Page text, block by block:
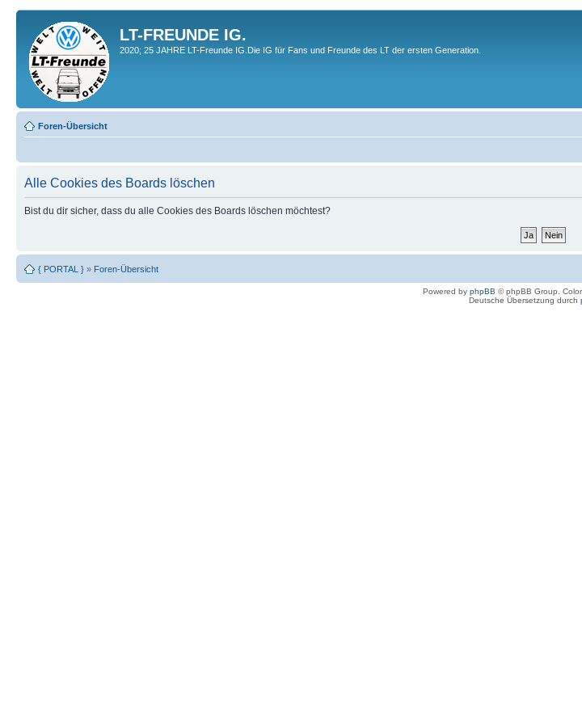
LT-FREUNDE IG.
2020; 25 JAHRE LT-Freunde IG.Die IG für Fans und Freunde des LT der ersten Generation.
Foren-Übersicht
Alle Cookies des Boards löschen
Bist du dir sicher, dass du alle Cookies des Boards löschen möchtest?
{ PORTAL } » Foren-Übersicht
Powered by phpBB © phpBB Group.
Deutsche Übersetzung durch